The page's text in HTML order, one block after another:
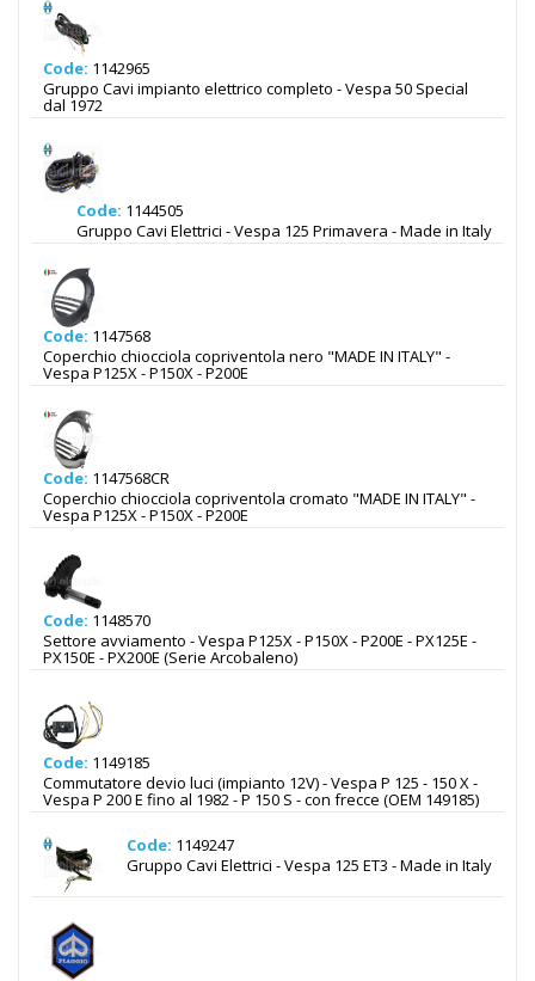
Code: 1142965
Gruppo Cavi impianto elettrico completo - Vespa 50 Special
dal 1972
Code: 1144505
Gruppo Cavi Elettrici - Vespa 125 Primavera - Made in Italy
Code: 1147568
Coperchio chiocciola copriventola nero "MADE IN ITALY" -
Vespa P125X - P150X - P200E
Code: 1147568CR
Coperchio chiocciola copriventola cromato "MADE IN ITALY" -
Vespa P125X - P150X - P200E
Code: 1148570
Settore avviamento - Vespa P125X - P150X - P200E - PX125E -
PX150E - PX200E (Serie Arcobaleno)
Code: 1149185
Commutatore devio luci (impianto 12V) - Vespa P 125 - 150 X -
Vespa P 200 E fino al 1982 - P 150 S - con frecce (OEM 149185)
Code: 1149247
Gruppo Cavi Elettrici - Vespa 125 ET3 - Made in Italy